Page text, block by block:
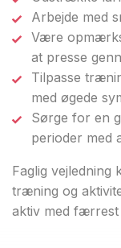
Arbejde med
Være
at presse
Tilpasse
med øgede
Sørge for en
perioder med
Faglig vejledning
træning og
aktiv med færrest